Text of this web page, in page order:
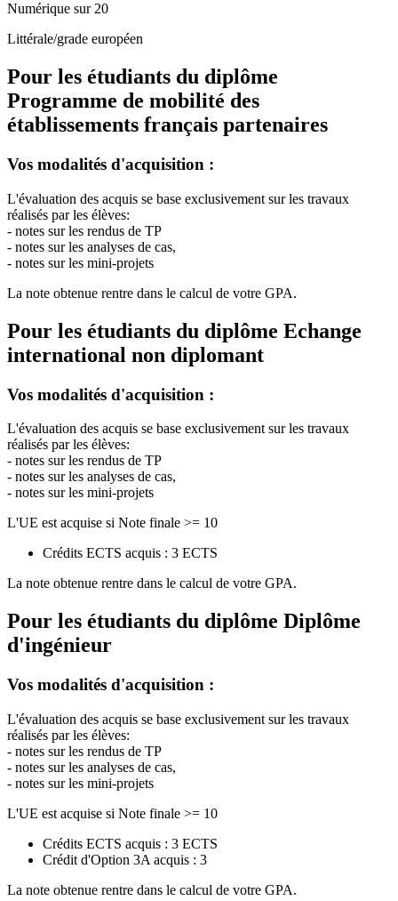
Numérique sur 20
Littérale/grade européen
Pour les étudiants du diplôme
Programme de mobilité des
établissements français partenaires
Vos modalités d'acquisition :
L'évaluation des acquis se base exclusivement sur les travaux
réalisés par les élèves:
- notes sur les rendus de TP
- notes sur les analyses de cas,
- notes sur les mini-projets
La note obtenue rentre dans le calcul de votre GPA.
Pour les étudiants du diplôme Echange
international non diplomant
Vos modalités d'acquisition :
L'évaluation des acquis se base exclusivement sur les travaux
réalisés par les élèves:
- notes sur les rendus de TP
- notes sur les analyses de cas,
- notes sur les mini-projets
L'UE est acquise si Note finale >= 10
Crédits ECTS acquis : 3 ECTS
La note obtenue rentre dans le calcul de votre GPA.
Pour les étudiants du diplôme Diplôme
d'ingénieur
Vos modalités d'acquisition :
L'évaluation des acquis se base exclusivement sur les travaux
réalisés par les élèves:
- notes sur les rendus de TP
- notes sur les analyses de cas,
- notes sur les mini-projets
L'UE est acquise si Note finale >= 10
Crédits ECTS acquis : 3 ECTS
Crédit d'Option 3A acquis : 3
La note obtenue rentre dans le calcul de votre GPA.